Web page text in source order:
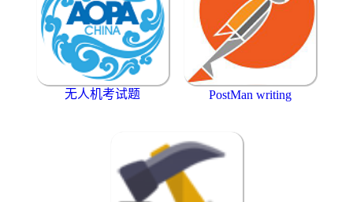
无人机考试题 PostMan writing